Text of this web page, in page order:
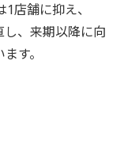
店舗に抑え、
、来期以降に向
す。